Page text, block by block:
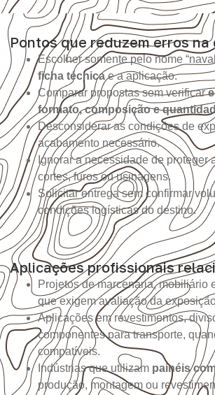
Pontos que reduzem erros na
Escolher somente pelo nome
ficha técnicae a aplicação.
Comparar propostas sem verificar
formato, composição e
Desconsiderar as condições de
acabamento necessário.
Ignorar a necessidade de proteger
cortes, furos ou usinagens.
Solicitar entrega sem confirmar
condições logísticas do destino.
Aplicações profissionais
Projetos de marcenaria, mobiliário
que exigem avaliação da
Aplicações em revestimentos,
componentes para transporte,
compatíveis.
Indústrias que utilizam painéis
produção, montagem ou